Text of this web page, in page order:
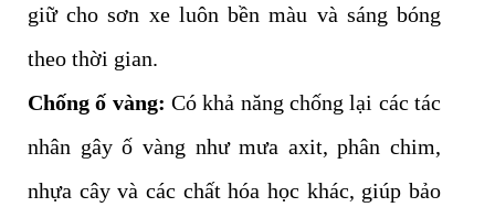
giữ cho sơn xe luôn bền màu và sáng bóng
theo thời gian.
Chống ố vàng: Có khả năng chống lại các tác
nhân gây ố vàng như mưa axit, phân chim,
nhựa cây và các chất hóa học khác, giúp bảo